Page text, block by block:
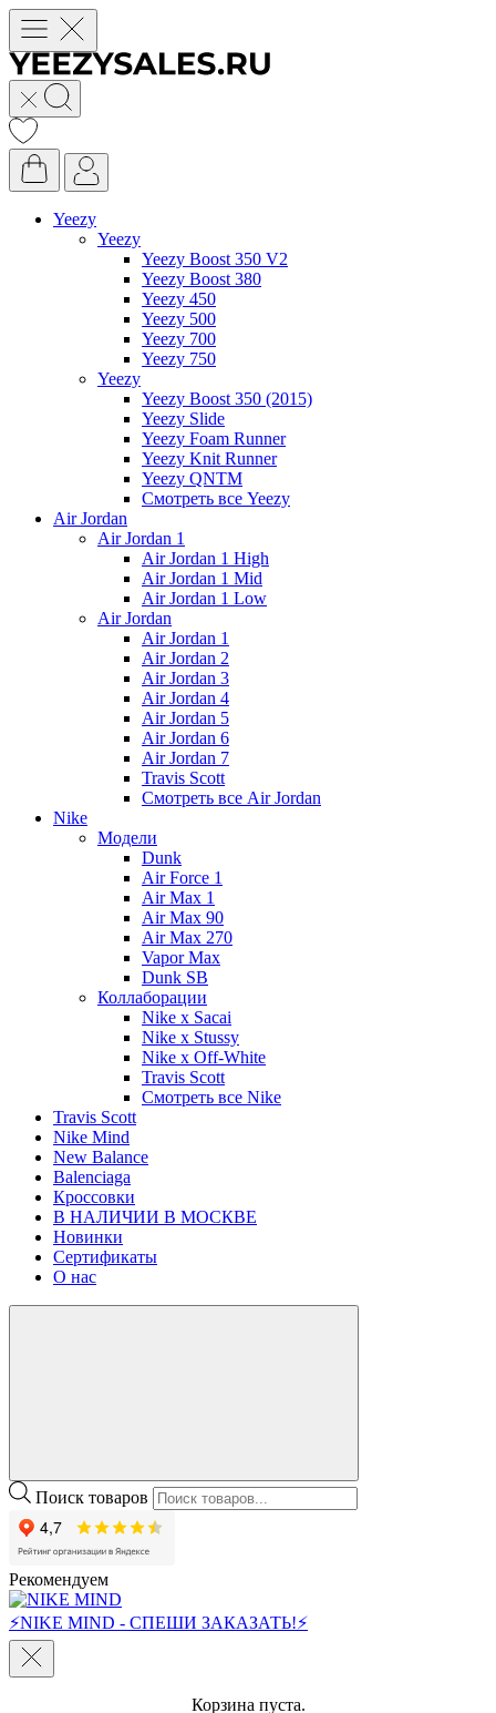
Yeezy
Yeezy
Yeezy Boost 350 V2
Yeezy Boost 380
Yeezy 450
Yeezy 500
Yeezy 700
Yeezy 750
Yeezy
Yeezy Boost 350 (2015)
Yeezy Slide
Yeezy Foam Runner
Yeezy Knit Runner
Yeezy QNTM
Смотреть все Yeezy
Air Jordan
Air Jordan 1
Air Jordan 1 High
Air Jordan 1 Mid
Air Jordan 1 Low
Air Jordan
Air Jordan 1
Air Jordan 2
Air Jordan 3
Air Jordan 4
Air Jordan 5
Air Jordan 6
Air Jordan 7
Travis Scott
Смотреть все Air Jordan
Nike
Модели
Dunk
Air Force 1
Air Max 1
Air Max 90
Air Max 270
Vapor Max
Dunk SB
Коллаборации
Nike x Sacai
Nike x Stussy
Nike x Off-White
Travis Scott
Смотреть все Nike
Travis Scott
Nike Mind
New Balance
Balenciaga
Кроссовки
В НАЛИЧИИ В МОСКВЕ
Новинки
Сертификаты
О нас
Поиск товаров
Рекомендуем
⚡NIKE MIND - СПЕШИ ЗАКАЗАТЬ!⚡
Корзина пуста.